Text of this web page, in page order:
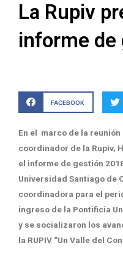
La Rupiv
informe de
FACEBOOK
En el marco de la
coordinador de la Rupiv,
el informe de gestión
Universidad Santiago de
coordinadora para el
ingreso de la Pontificia
y se socializaron los
la RUPIV “Un Valle del